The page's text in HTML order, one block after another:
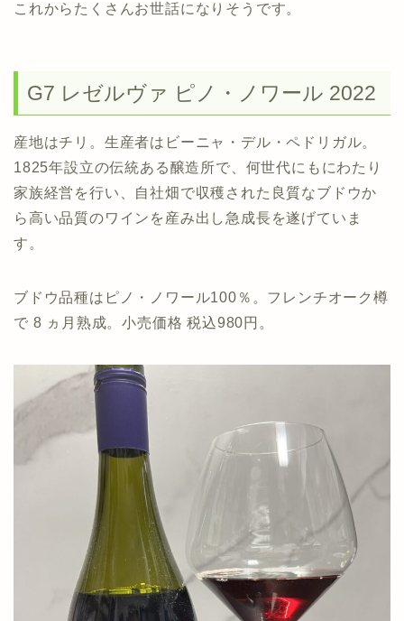
これからたくさんお世話になりそうです。
G7 レゼルヴァ ピノ・ノワール 2022
産地はチリ。生産者はビーニャ・デル・ペドリガル。
1825年設立の伝統ある醸造所で、何世代にもにわたり
家族経営を行い、自社畑で収穫された良質なブドウか
ら高い品質のワインを産み出し急成長を遂げていま
す。
ブドウ品種はピノ・ノワール100％。フレンチオーク樽
で 8 ヵ月熟成。小売価格 税込980円。